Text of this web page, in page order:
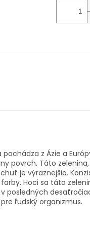
z Ázie a
povrch. Táto
je výraznejšia.
Hoci sa táto
posledných
ľudský organizmus.